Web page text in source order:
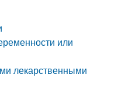
или
лекарственными